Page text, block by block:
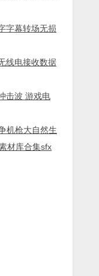
字幕转场无损
线电接收数据
击波 游戏电
机枪大自然生
材库合集sfx